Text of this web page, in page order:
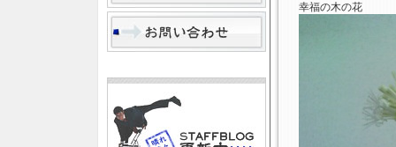
幸福の木の花